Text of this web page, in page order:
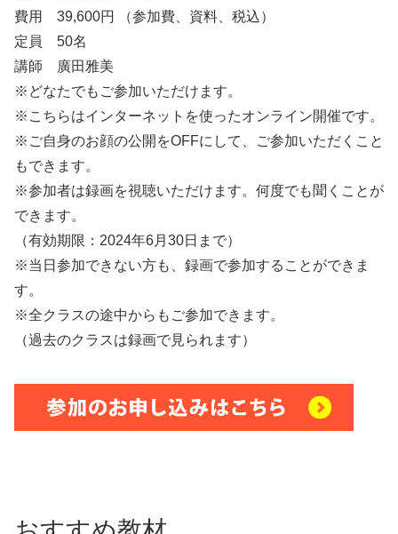
費用 39,600円 （参加費、資料、税込）
定員 50名
講師 廣田雅美
※どなたでもご参加いただけます。
※こちらはインターネットを使ったオンライン開催です。
※ご自身のお顔の公開をOFFにして、ご参加いただくこと
もできます。
※参加者は録画を視聴いただけます。何度でも聞くことが
できます。
（有効期限：2024年6月30日まで）
※当日参加できない方も、録画で参加することができま
す。
※全クラスの途中からもご参加できます。
（過去のクラスは録画で見られます）